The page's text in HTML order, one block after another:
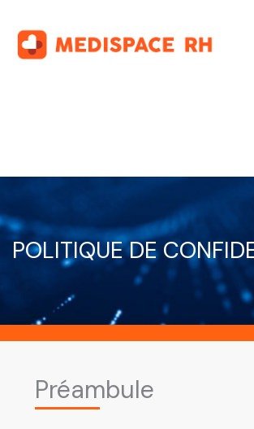
contenu
POLITIQUE DE
Préambule